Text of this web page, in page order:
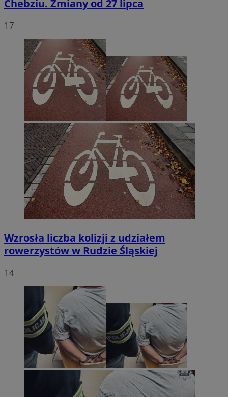
Chebziu. Zmiany od 27 lipca
17
Wzrosła liczba kolizji z udziałem
rowerzystów w Rudzie Śląskiej
14